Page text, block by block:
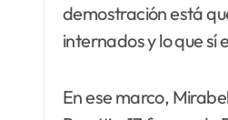
demostración está
internados y lo que sí
En ese marco,